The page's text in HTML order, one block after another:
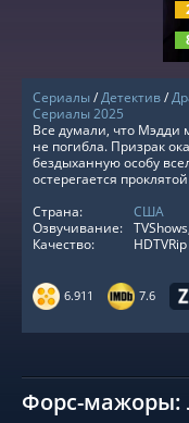
Сериалы/Детектив/
Сериалы 2025
6.911 7.6
Все думали, что Мэдди
не погибла. Призрак
бездыханную особу
остерегается
Страна:
США
Озвучивание:
Качество:
HDTVRip
Форс-мажоры: